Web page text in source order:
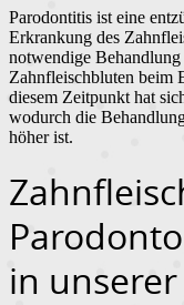
Parodontitis ist eine
Erkrankung des
notwendige
Zahnfleischbluten beim
diesem Zeitpunkt hat
wodurch die
höher ist.
in